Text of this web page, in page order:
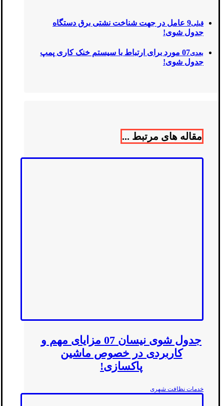
قبلی
9 عامل در جهت شناخت نشتی برق دستگاه
جدول شوی!
بعدی
07 مورد برای ارتباط با سیستم خنک‌ کاری پمپ
جدول شوی!
مقاله های مرتبط ...
جدول شوی نیسان 07 مزایای مهم و
کاربردی در خصوص ماشین
پاکسازی!
خدمات نظافت شهری